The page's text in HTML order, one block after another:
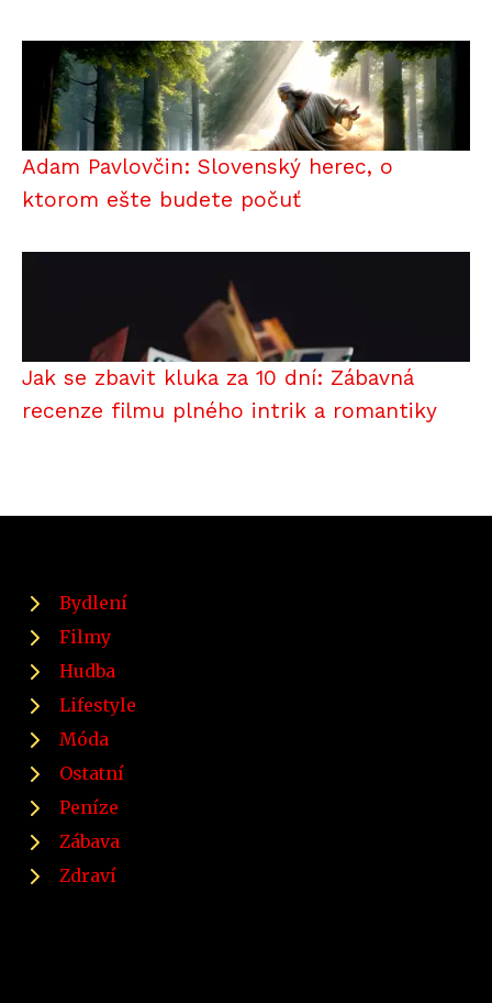
Adam Pavlovčin: Slovenský herec, o
ktorom ešte budete počuť
Jak se zbavit kluka za 10 dní: Zábavná
recenze filmu plného intrik a romantiky
Bydlení
Filmy
Hudba
Lifestyle
Móda
Ostatní
Peníze
Zábava
Zdraví